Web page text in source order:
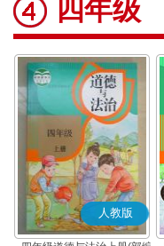
四年级
人教版